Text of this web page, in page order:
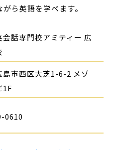
ら英語を学べます。
会話専門校アミティー 広
島市西区大芝1-6-2 メゾ
1F
0610